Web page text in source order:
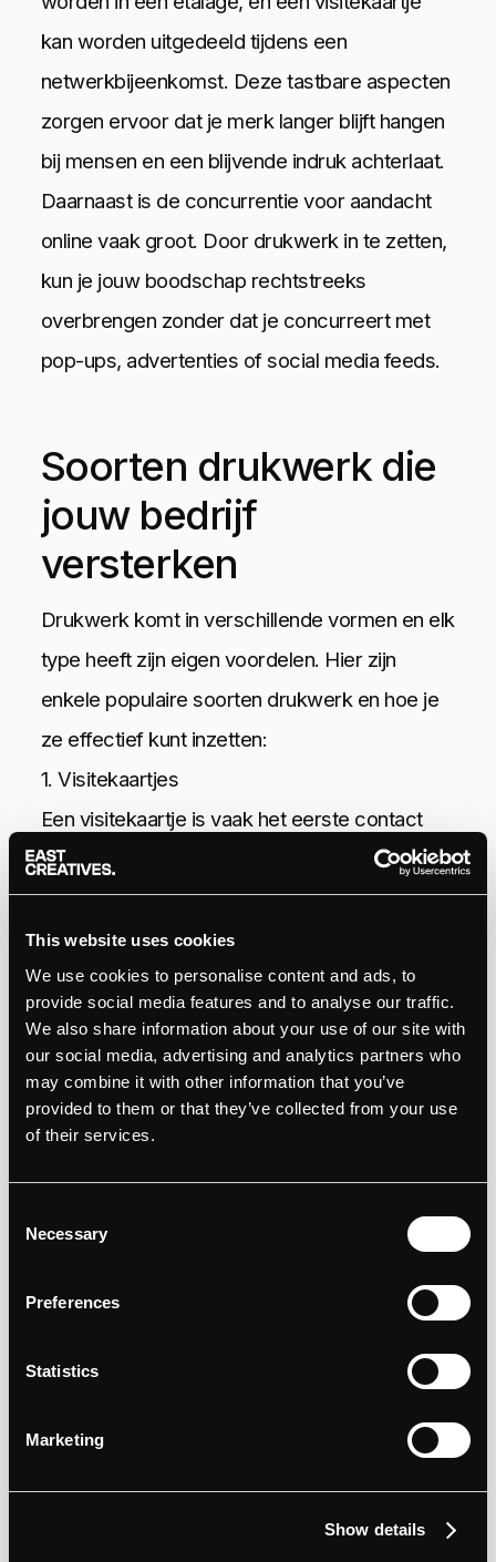
This website uses cookies
We use cookies to personalise content and ads, to
provide social media features and to analyse our traffic.
We also share information about your use of our site with
our social media, advertising and analytics partners who
may combine it with other information that you’ve
provided to them or that they’ve collected from your use
of their services.
Selection
Necessary
Preferences
Statistics
Marketing
Show details
kan worden uitgedeeld tijdens een
netwerkbijeenkomst. Deze tastbare aspecten
zorgen ervoor dat je merk langer blijft hangen
bij mensen en een blijvende indruk achterlaat.
Daarnaast is de concurrentie voor aandacht
online vaak groot. Door drukwerk in te zetten,
kun je jouw boodschap rechtstreeks
overbrengen zonder dat je concurreert met
pop-ups, advertenties of social media feeds.
Soorten drukwerk die
jouw bedrijf
versterken
Drukwerk komt in verschillende vormen en elk
type heeft zijn eigen voordelen. Hier zijn
enkele populaire soorten drukwerk en hoe je
ze effectief kunt inzetten:
1. Visitekaartjes
Een visitekaartje is vaak het eerste contact
dat een potentiële klant met je bedrijf heeft.
Het is een compact en effectief middel om je
naam, contactinformatie en merkidentiteit te
communiceren. Zorg ervoor dat je kaartje er
professioneel uitziet, een hoge kwaliteit heeft,
en consistent is met de rest van je branding.
Het uitwisselen van visitekaartjes tijdens
netwerkbijeenkomsten of beurzen maakt het
makkelijker om in contact te blijven met
Flyers en brochures zijn perfecte manieren
promoten. Ze zijn makkelijk uit te delen,
betaalbaar om te produceren, en kunnen veel
informatie bevatten. Denk bijvoorbeeld aan
het verspreiden van flyers tijdens
evenementen, of het achterlaten van